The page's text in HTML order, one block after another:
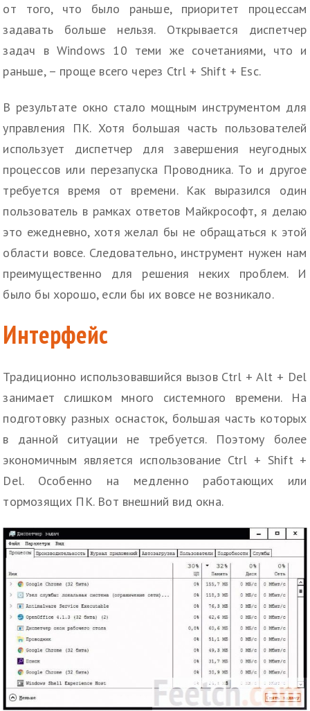
от того, что было раньше, приоритет процессам
задавать больше нельзя. Открывается диспетчер
задач в Windows 10 теми же сочетаниями, что и
раньше, – проще всего через Ctrl + Shift + Esc.
В результате окно стало мощным инструментом для
управления ПК. Хотя большая часть пользователей
использует диспетчер для завершения неугодных
процессов или перезапуска Проводника. То и другое
требуется время от времени. Как выразился один
пользователь в рамках ответов Майкрософт, я делаю
это ежедневно, хотя желал бы не обращаться к этой
области вовсе. Следовательно, инструмент нужен нам
преимущественно для решения неких проблем. И
было бы хорошо, если бы их вовсе не возникало.
Интерфейс
Традиционно использовавшийся вызов Ctrl + Alt + Del
занимает слишком много системного времени. На
подготовку разных оснасток, большая часть которых
в данной ситуации не требуется. Поэтому более
экономичным является использование Ctrl + Shift +
Del. Особенно на медленно работающих или
тормозящих ПК. Вот внешний вид окна.